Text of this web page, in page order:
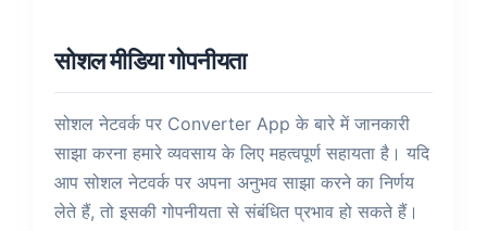
सोशल मीडिया गोपनीयता
सोशल नेटवर्क पर Converter App के बारे में जानकारी
साझा करना हमारे व्यवसाय के लिए महत्वपूर्ण सहायता है। यदि
आप सोशल नेटवर्क पर अपना अनुभव साझा करने का निर्णय
लेते हैं, तो इसकी गोपनीयता से संबंधित प्रभाव हो सकते हैं।